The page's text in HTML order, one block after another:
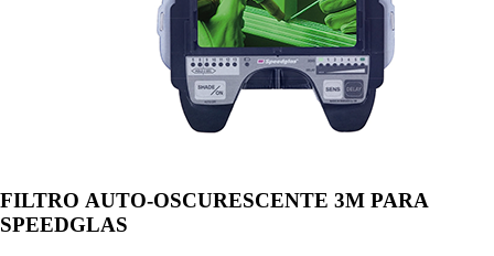
FILTRO AUTO-OSCURESCENTE 3M PARA
SPEEDGLAS